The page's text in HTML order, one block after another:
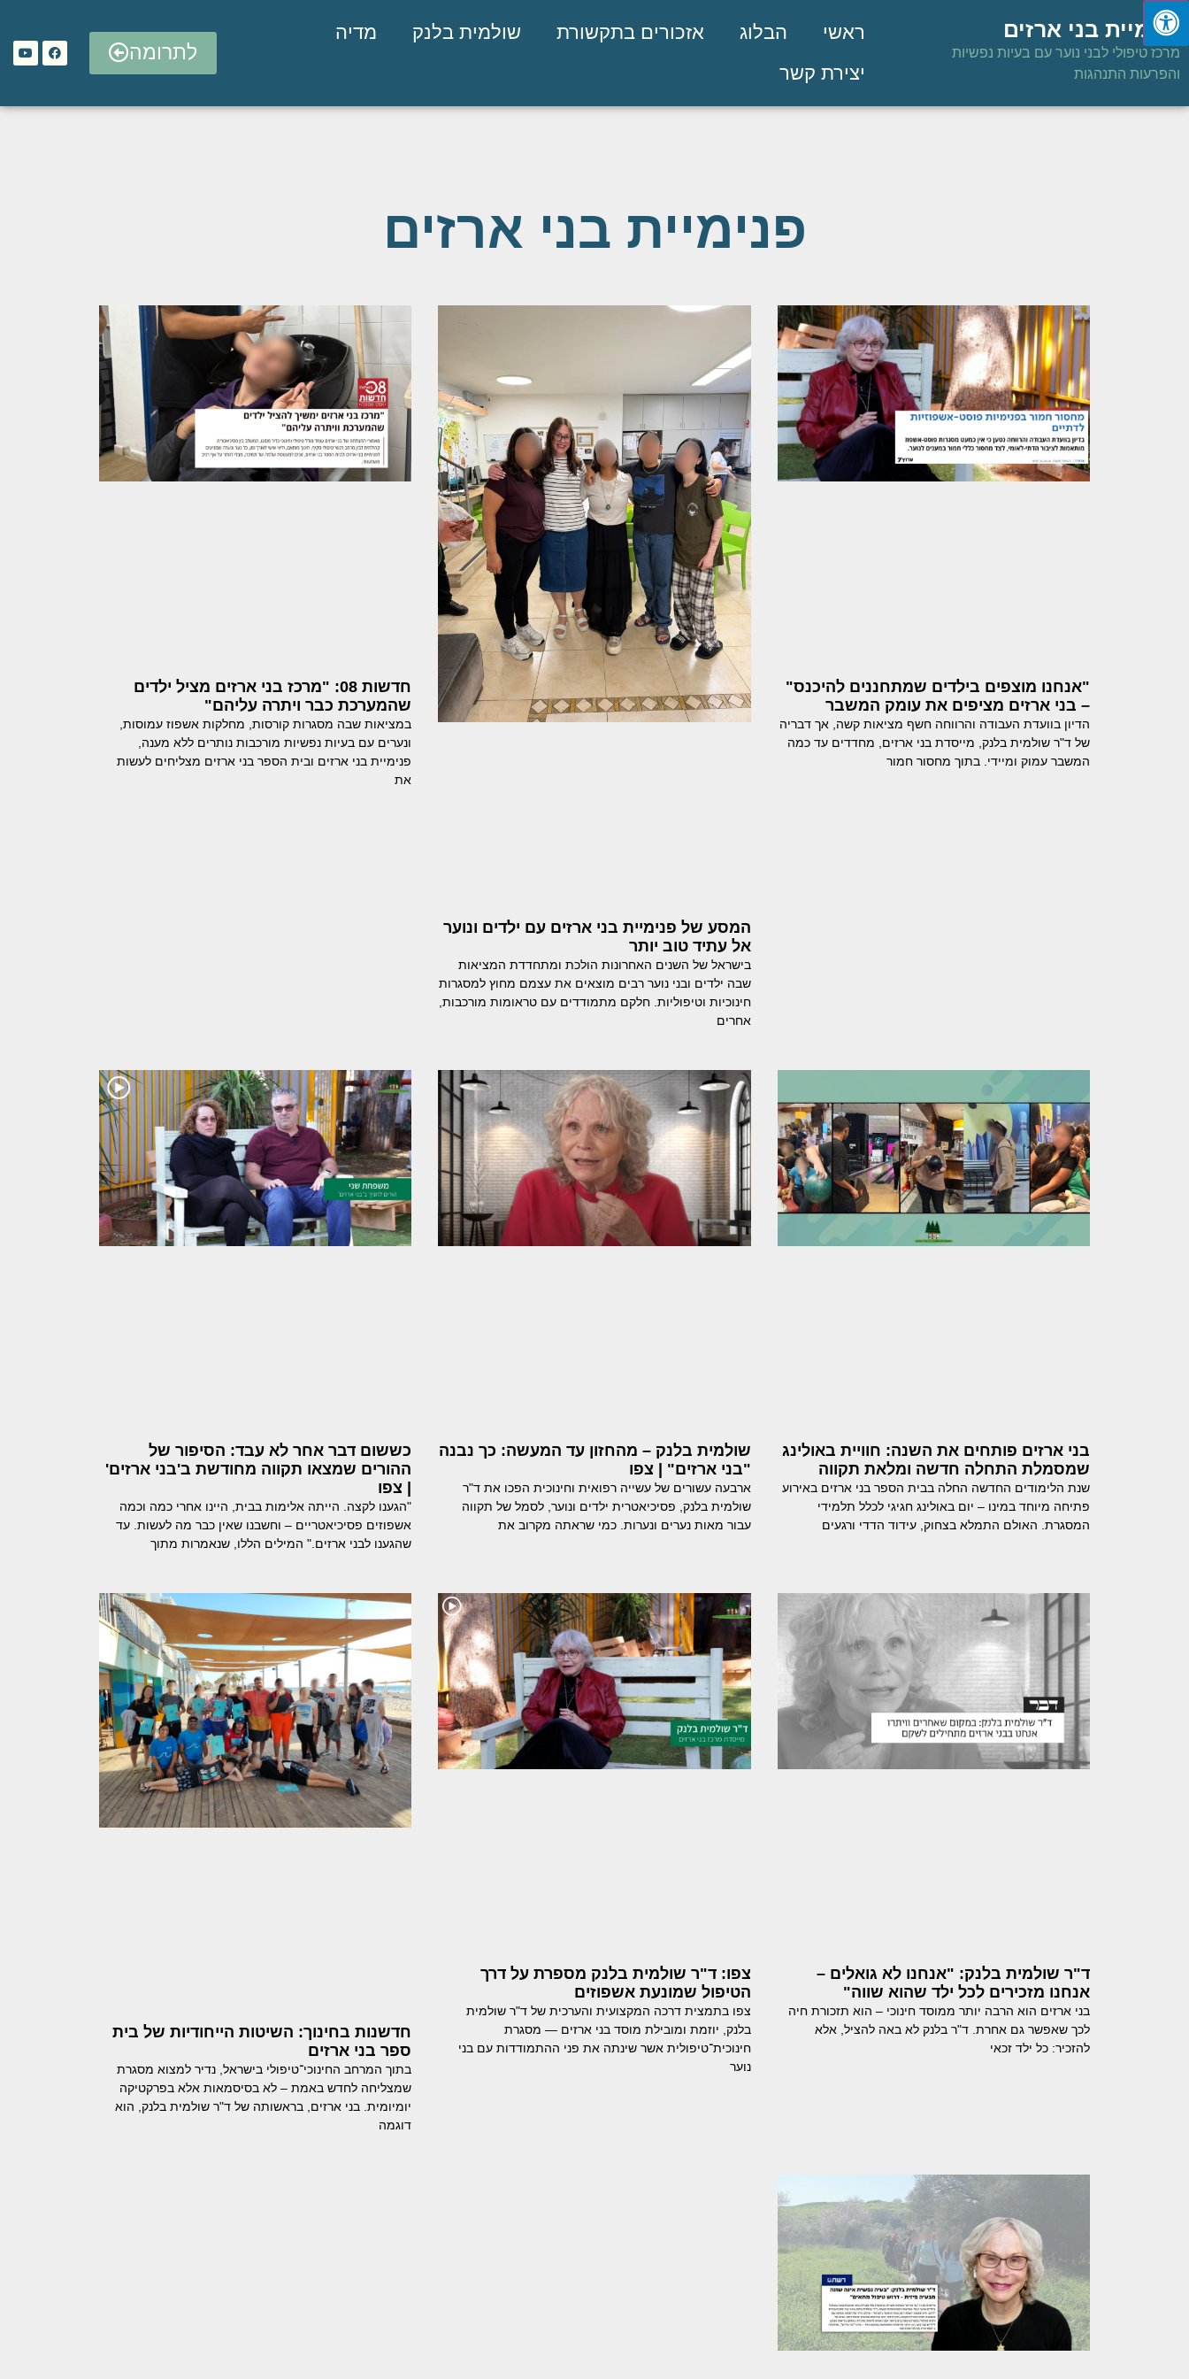
פנימיית בני ארזים
מרכז טיפולי לבני נוער עם בעיות נפשיות
והפרעות התנהגות
ראשי הבלוג אזכורים בתקשורת שולמית בלנק
מדיה
יצירת קשר
לתרומה
פנימיית בני ארזים
"אנחנו מוצפים בילדים שמתחננים להיכנס"
– בני ארזים מציפים את עומק המשבר
הדיון בוועדת העבודה והרווחה חשף מציאות קשה, אך דבריה
של ד"ר שולמית בלנק, מייסדת בני ארזים, מחדדים עד כמה
המשבר עמוק ומיידי. בתוך מחסור חמור
המסע של פנימיית בני ארזים עם ילדים ונוער
אל עתיד טוב יותר
בישראל של השנים האחרונות הולכת ומתחדדת המציאות
שבה ילדים ובני נוער רבים מוצאים את עצמם מחוץ למסגרות
חינוכיות וטיפוליות. חלקם מתמודדים עם טראומות מורכבות,
אחרים
חדשות 08: "מרכז בני ארזים מציל ילדים
שהמערכת כבר ויתרה עליהם"
במציאות שבה מסגרות קורסות, מחלקות אשפוז עמוסות,
ונערים עם בעיות נפשיות מורכבות נותרים ללא מענה,
פנימיית בני ארזים ובית הספר בני ארזים מצליחים לעשות
את
בני ארזים פותחים את השנה: חוויית באולינג
שמסמלת התחלה חדשה ומלאת תקווה
שנת הלימודים החדשה החלה בבית הספר בני ארזים באירוע
פתיחה מיוחד במינו – יום באולינג חגיגי לכלל תלמידי
המסגרת. האולם התמלא בצחוק, עידוד הדדי ורגעים
שולמית בלנק – מהחזון עד המעשה: כך נבנה
"בני ארזים" | צפו
ארבעה עשורים של עשייה רפואית וחינוכית הפכו את ד"ר
שולמית בלנק, פסיכיאטרית ילדים ונוער, לסמל של תקווה
עבור מאות נערים ונערות. כמי שראתה מקרוב את
כששום דבר אחר לא עבד: הסיפור של
ההורים שמצאו תקווה מחודשת ב'בני ארזים'
| צפו
"הגענו לקצה. הייתה אלימות בבית, היינו אחרי כמה וכמה
אשפוזים פסיכיאטריים – וחשבנו שאין כבר מה לעשות. עד
שהגענו לבני ארזים." המילים הללו, שנאמרות מתוך
ד"ר שולמית בלנק: "אנחנו לא גואלים –
אנחנו מזכירים לכל ילד שהוא שווה"
בני ארזים הוא הרבה יותר ממוסד חינוכי – הוא תזכורת חיה
לכך שאפשר גם אחרת. ד"ר בלנק לא באה להציל, אלא
להזכיר: כל ילד זכאי
צפו: ד"ר שולמית בלנק מספרת על דרך
הטיפול שמונעת אשפוזים
צפו בתמצית דרכה המקצועית והערכית של ד"ר שולמית
בלנק, יוזמת ומובילת מוסד בני ארזים — מסגרת
חינוכית־טיפולית אשר שינתה את פני ההתמודדות עם בני
נוער
חדשנות בחינוך: השיטות הייחודיות של בית
ספר בני ארזים
בתוך המרחב החינוכי־טיפולי בישראל, נדיר למצוא מסגרת
שמצליחה לחדש באמת – לא בסיסמאות אלא בפרקטיקה
יומיומית. בני ארזים, בראשותה של ד"ר שולמית בלנק, הוא
דוגמה